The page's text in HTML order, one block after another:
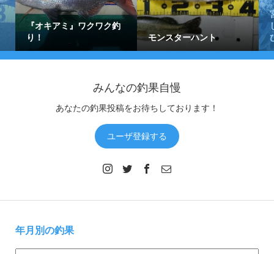
『オキアミ』ワクワク釣
り！
モンスターハント
みんなの釣果自慢
あなたの釣果投稿をお待ちしております！
ユーザ登録する
年月別の釣果